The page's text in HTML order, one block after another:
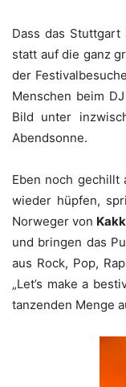
Dass das
statt auf die ganz
der
Menschen beim
Bild unter
Abendsonne.
Eben noch gechillt
wieder hüpfen,
Norweger von
und bringen das
aus Rock, Pop,
„Let’s make a
tanzenden Menge